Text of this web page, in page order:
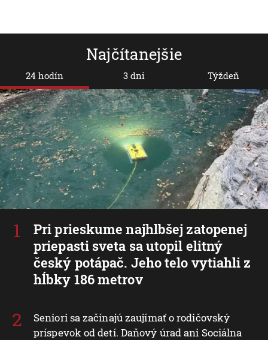
Najčítanejšie
24 hodín
Pri prieskume najhlbšej zatopenej
priepasti sveta sa utopil elitný
český potápač. Jeho telo vytiahli z
hĺbky 186 metrov
Seniori sa začínajú zaujímať o rodičovský
príspevok od detí. Daňový úrad ani Sociálna
3 dni Týždeň